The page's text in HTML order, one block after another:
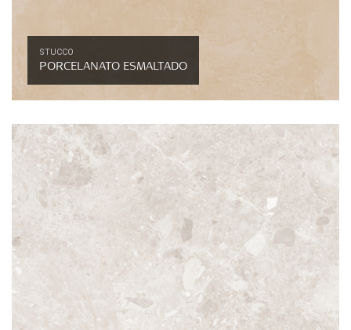
STUCCO
PORCELANATO ESMALTADO